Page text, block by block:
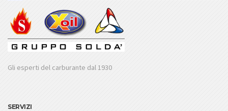
Gli esperti del carburante dal 1930
SERVIZI